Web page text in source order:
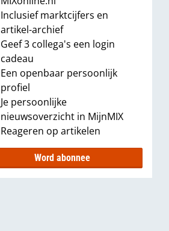
Inclusief marktcijfers en
artikel-archief
Geef 3 collega's een login
cadeau
Een openbaar persoonlijk
profiel
Je persoonlijke
nieuwsoverzicht in MijnMIX
Reageren op artikelen
Word abonnee